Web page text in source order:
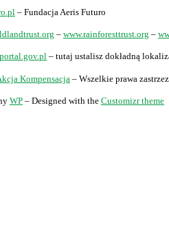
– Fundacja Aeris Futuro
– www.rainforesttrust.org –
– tutaj ustalisz dokładną
Kompensacja – Wszelkie prawa
WP – Designed with the Customizr theme